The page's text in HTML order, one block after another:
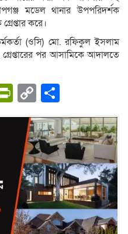
মডেল থানার উপপরিদর্শক
করে।
(ওসি) মো. রফিকুল ইসলাম
গ্রেপ্তারের পর আসামিকে আদালতে
PrintFriendly
Copy
Link